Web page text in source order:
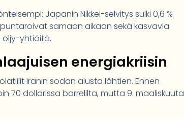
Japanin Nikkei-selvitys sulki 0,6 %
samaan aikaan sekä kasvavia
öljy-yhtiöitä.
energiakriisin
Iranin sodan alusta lähtien. Ennen
70 dollarissa barrelilta, mutta 9. maaliskuuta